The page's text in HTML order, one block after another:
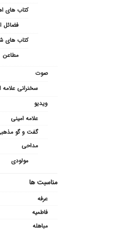
کتاب های
فضائل
کتاب های
مطاعن
صوت
سخنرانی علامه
ویدیو
علامه امینی
گفت و گو
مداحی
مولودی
مناسبت ها
عرفه
فاطمیه
مباهله